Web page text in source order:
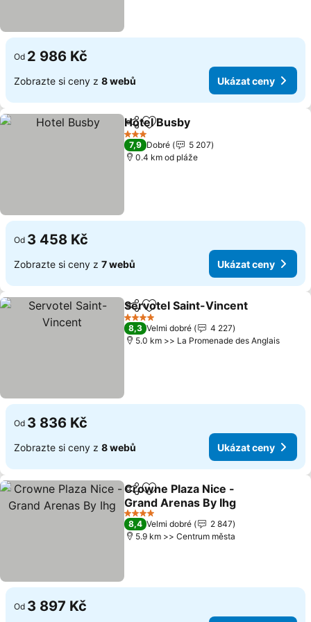
Od 2 986 Kč
Zobrazte si ceny z 8 webů Ukázat ceny
SdíletPřidat na seznam oblíbených
Hotel Busby
3 Počet hvězdiček
7,9 Dobré
5 207
0.4 km od pláže
Od 3 458 Kč
Zobrazte si ceny z 7 webů Ukázat ceny
SdíletPřidat na seznam oblíbených
Servotel Saint-Vincent
4 Počet hvězdiček
8,3 Velmi dobré
4 227
5.0 km >> La Promenade des Anglais
Od 3 836 Kč
Zobrazte si ceny z 8 webů Ukázat ceny
SdíletPřidat na seznam oblíbených
Crowne Plaza Nice -
Grand Arenas By Ihg
Ukázat ceny
4 Počet hvězdiček
8,4 Velmi dobré
2 847
5.9 km >> Centrum města
Od 3 897 Kč